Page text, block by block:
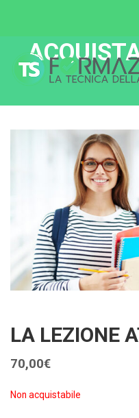
LA LEZIONE
70,00€
Non acquistabile